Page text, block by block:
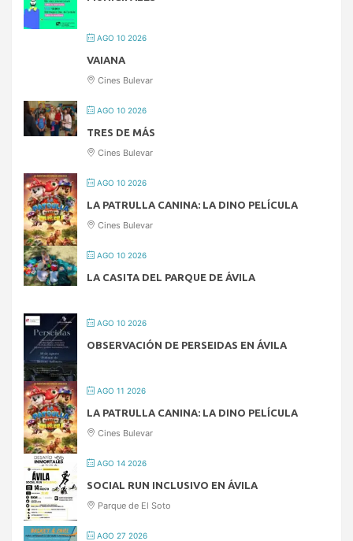
AGO 10 2026
VAIANA
Cines Bulevar
AGO 10 2026
TRES DE MÁS
Cines Bulevar
AGO 10 2026
LA PATRULLA CANINA: LA DINO PELÍCULA
Cines Bulevar
AGO 10 2026
LA CASITA DEL PARQUE DE ÁVILA
AGO 10 2026
OBSERVACIÓN DE PERSEIDAS EN ÁVILA
AGO 11 2026
LA PATRULLA CANINA: LA DINO PELÍCULA
Cines Bulevar
AGO 14 2026
SOCIAL RUN INCLUSIVO EN ÁVILA
Parque de El Soto
AGO 27 2026